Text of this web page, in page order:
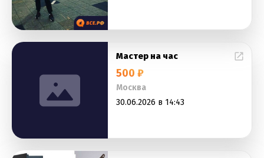
Мастер на час
500 ₽
Москва
30.06.2026 в 14:43